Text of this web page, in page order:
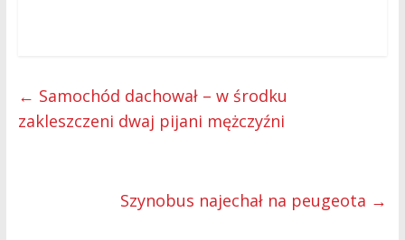
← Samochód dachował – w środku
zakleszczeni dwaj pijani mężczyźni
Szynobus najechał na peugeota →